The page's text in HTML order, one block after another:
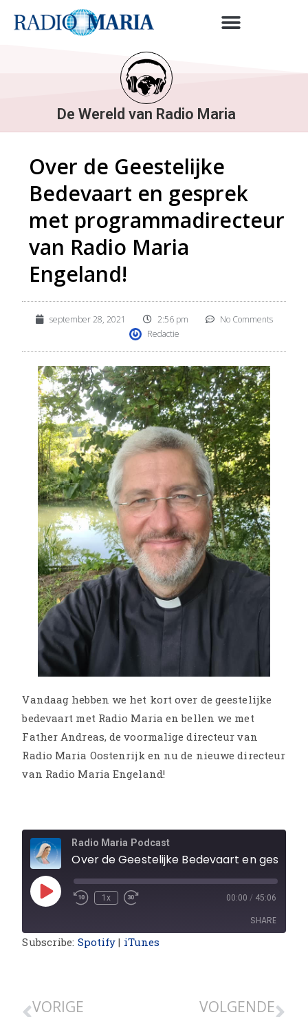
De Wereld van Radio Maria
Over de Geestelijke
Bedevaart en gesprek
met programmadirecteur
van Radio Maria
Engeland!
september 28, 2021 2:56 pm
No Comments
Redactie
Vandaag hebben we het kort over de geestelijke
bedevaart met Radio Maria en bellen we met
Father Andreas, de voormalige directeur van
Radio Maria Oostenrijk en nu de nieuwe directeur
van Radio Maria Engeland!
Radio Maria Podcast
1x 00:00 / 45:06
SHARE
Subscribe: Spotify | iTunes
VORIGE VOLGENDE